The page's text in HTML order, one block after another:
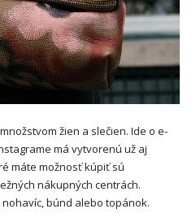
žien a slečien. Ide o e-
má vytvorenú už aj
máte možnosť kúpiť sú
nákupných centrách.
búnd alebo topánok.